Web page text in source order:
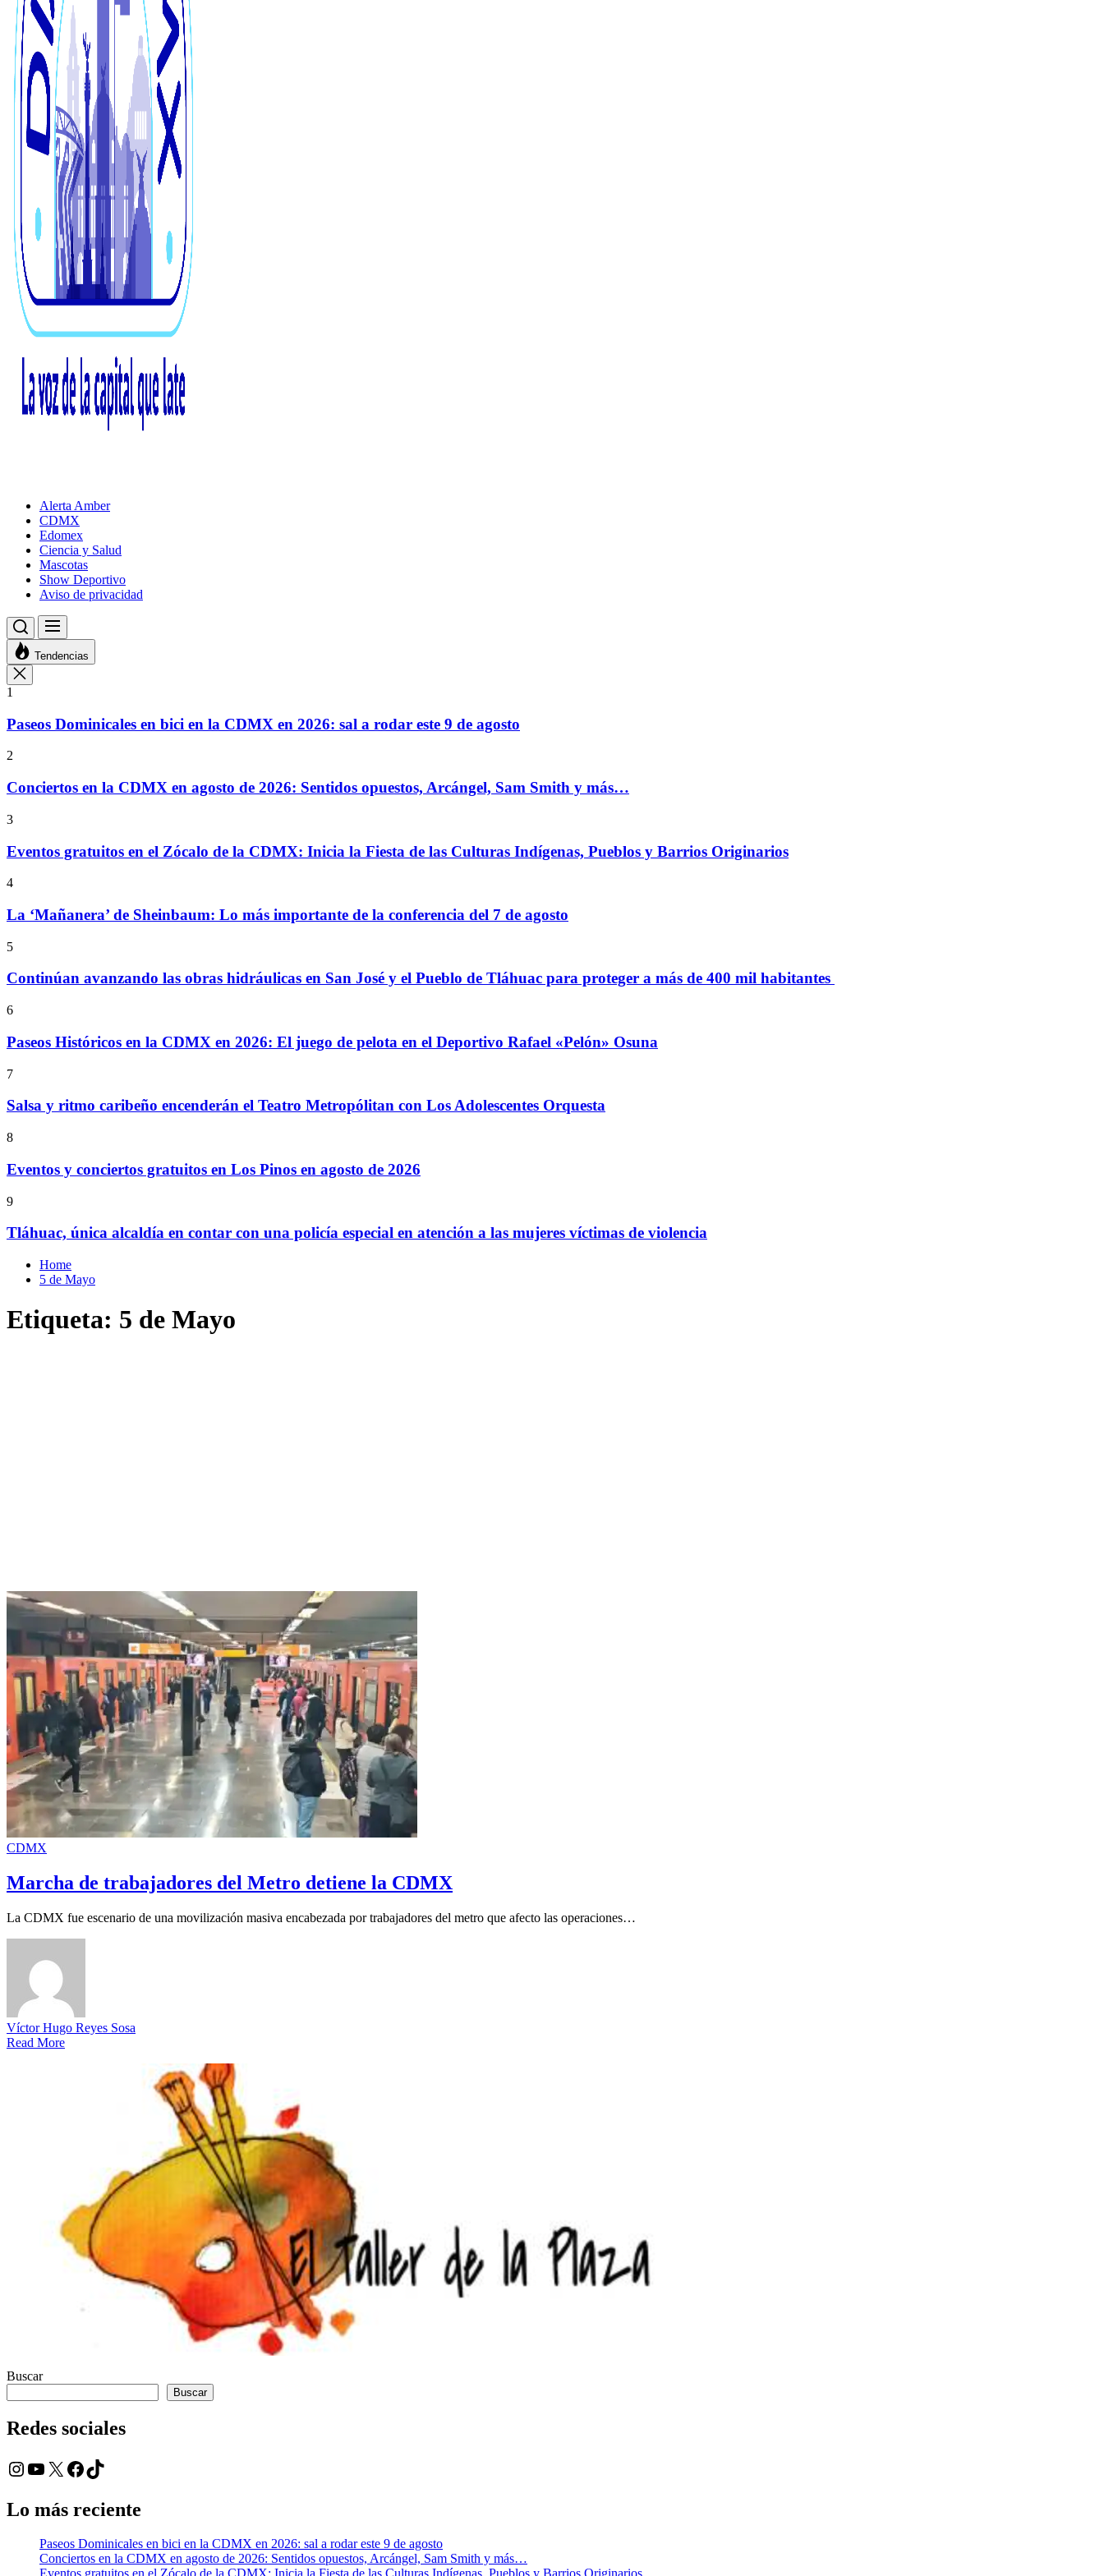
Alerta Amber
CDMX
Edomex
Ciencia y Salud
Mascotas
Show Deportivo
Aviso de privacidad
Tendencias
1
Paseos Dominicales en bici en la CDMX en 2026: sal a rodar este 9 de agosto
2
Conciertos en la CDMX en agosto de 2026: Sentidos opuestos, Arcángel, Sam Smith y más…
3
Eventos gratuitos en el Zócalo de la CDMX: Inicia la Fiesta de las Culturas Indígenas, Pueblos y Barrios Originarios
4
La ‘Mañanera’ de Sheinbaum: Lo más importante de la conferencia del 7 de agosto
5
Continúan avanzando las obras hidráulicas en San José y el Pueblo de Tláhuac para proteger a más de 400 mil habitantes
6
Paseos Históricos en la CDMX en 2026: El juego de pelota en el Deportivo Rafael «Pelón» Osuna
7
Salsa y ritmo caribeño encenderán el Teatro Metropólitan con Los Adolescentes Orquesta
8
Eventos y conciertos gratuitos en Los Pinos en agosto de 2026
9
Tláhuac, única alcaldía en contar con una policía especial en atención a las mujeres víctimas de violencia
Home
5 de Mayo
Etiqueta: 5 de Mayo
CDMX
Marcha de trabajadores del Metro detiene la CDMX
La CDMX fue escenario de una movilización masiva encabezada por trabajadores del metro que afecto las operaciones…
Víctor Hugo Reyes Sosa
Read More
Buscar
Buscar
Redes sociales
Instagram
YouTube
X Facebook
TikTok
Lo más reciente
Paseos Dominicales en bici en la CDMX en 2026: sal a rodar este 9 de agosto
Conciertos en la CDMX en agosto de 2026: Sentidos opuestos, Arcángel, Sam Smith y más…